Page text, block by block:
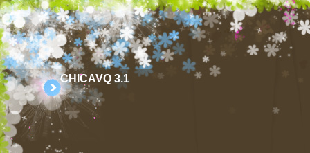
CHICAVQ 3.1